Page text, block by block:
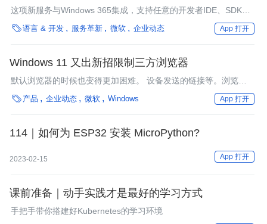
端工作站
这项新服务与Windows 365集成，支持任意的开发者IDE、SDK或
运行在Windows上的工具，并简化了新开发者的上手过程。
语言 & 开发 服务革新 微软 企业动态 App 打开
Windows 11 又出新招限制三方浏览器
默认浏览器的时候也变得更加困难。 设备发送的链接等。浏览
器。 链接上处理方式的改变。以保证用户可以使用默认浏览器顺
利打开链接。
 产品 企业动态 微软 Windows App 打开
114｜如何为 ESP32 安装 MicroPython?
2023-02-15 App 打开
课前准备｜动手实践才是最好的学习方式
手把手带你搭建好Kubernetes的学习环境